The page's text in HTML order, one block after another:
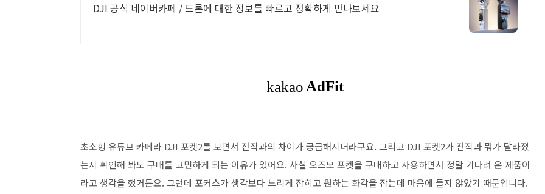
DJI 공식 네이버카페 / 드론에 대한 정보를 빠르고 정확하게 만나보세요
초소형 유튜브 카메라 DJI 포켓2를 보면서 전작과의 차이가 궁금해지더라구요. 그리고 DJI 포켓2가 전작과 뭐가 달라졌
는지 확인해 봐도 구매를 고민하게 되는 이유가 있어요. 사실 오즈모 포켓을 구매하고 사용하면서 정말 기다려 온 제품이
라고 생각을 했거든요. 그런데 포커스가 생각보다 느리게 잡히고 원하는 화각을 잡는데 마음에 들지 않았기 때문입니다.